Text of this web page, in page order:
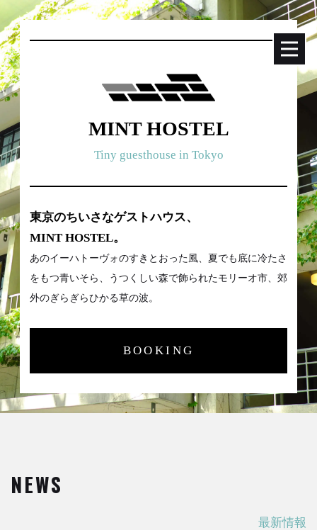
MINT HOSTEL
Tiny guesthouse in Tokyo
東京のちいさなゲストハウス、
MINT HOSTEL。
あのイーハトーヴォのすきとおった風、夏でも底に冷たさ
をもつ青いそら、うつくしい森で飾られたモリーオ市、郊
外のぎらぎらひかる草の波。
BOOKING
NEWS
最新情報